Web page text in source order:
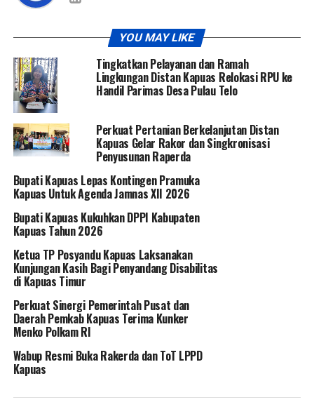
YOU MAY LIKE
Tingkatkan Pelayanan dan Ramah
Lingkungan Distan Kapuas Relokasi RPU ke
Handil Parimas Desa Pulau Telo
Perkuat Pertanian Berkelanjutan Distan
Kapuas Gelar Rakor dan Singkronisasi
Penyusunan Raperda
Bupati Kapuas Lepas Kontingen Pramuka
Kapuas Untuk Agenda Jamnas XII 2026
Bupati Kapuas Kukuhkan DPPI Kabupaten
Kapuas Tahun 2026
Ketua TP Posyandu Kapuas Laksanakan
Kunjungan Kasih Bagi Penyandang Disabilitas
di Kapuas Timur
Perkuat Sinergi Pemerintah Pusat dan
Daerah Pemkab Kapuas Terima Kunker
Menko Polkam RI
Wabup Resmi Buka Rakerda dan ToT LPPD
Kapuas